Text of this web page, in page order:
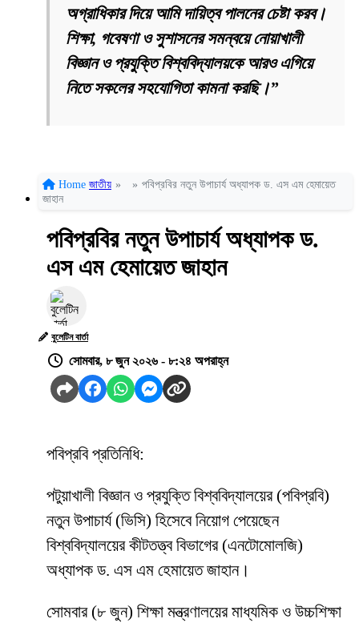
অগ্রাধিকার দিয়ে আমি দায়িত্ব পালনের চেষ্টা করব।
শিক্ষা, গবেষণা ও সুশাসনের সমন্বয়ে নোয়াখালী
বিজ্ঞান ও প্রযুক্তি বিশ্ববিদ্যালয়কে আরও এগিয়ে
নিতে সকলের সহযোগিতা কামনা করছি।”
Home জাতীয় » » পবিপ্রবির নতুন উপাচার্য অধ্যাপক ড. এস এম হেমায়েত
জাহান
পবিপ্রবির নতুন উপাচার্য অধ্যাপক ড.
এস এম হেমায়েত জাহান
বুলেটিন বার্তা
সোমবার, ৮ জুন ২০২৬ - ৮:২৪ অপরাহ্ন
পবিপ্রবি প্রতিনিধি:
পটুয়াখালী বিজ্ঞান ও প্রযুক্তি বিশ্ববিদ্যালয়ের (পবিপ্রবি)
নতুন উপাচার্য (ভিসি) হিসেবে নিয়োগ পেয়েছেন
বিশ্ববিদ্যালয়ের কীটতত্ত্ব বিভাগের (এনটোমোলজি)
অধ্যাপক ড. এস এম হেমায়েত জাহান।
সোমবার (৮ জুন) শিক্ষা মন্ত্রণালয়ের মাধ্যমিক ও উচ্চশিক্ষা